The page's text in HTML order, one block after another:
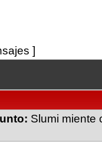
]
Slumi miente